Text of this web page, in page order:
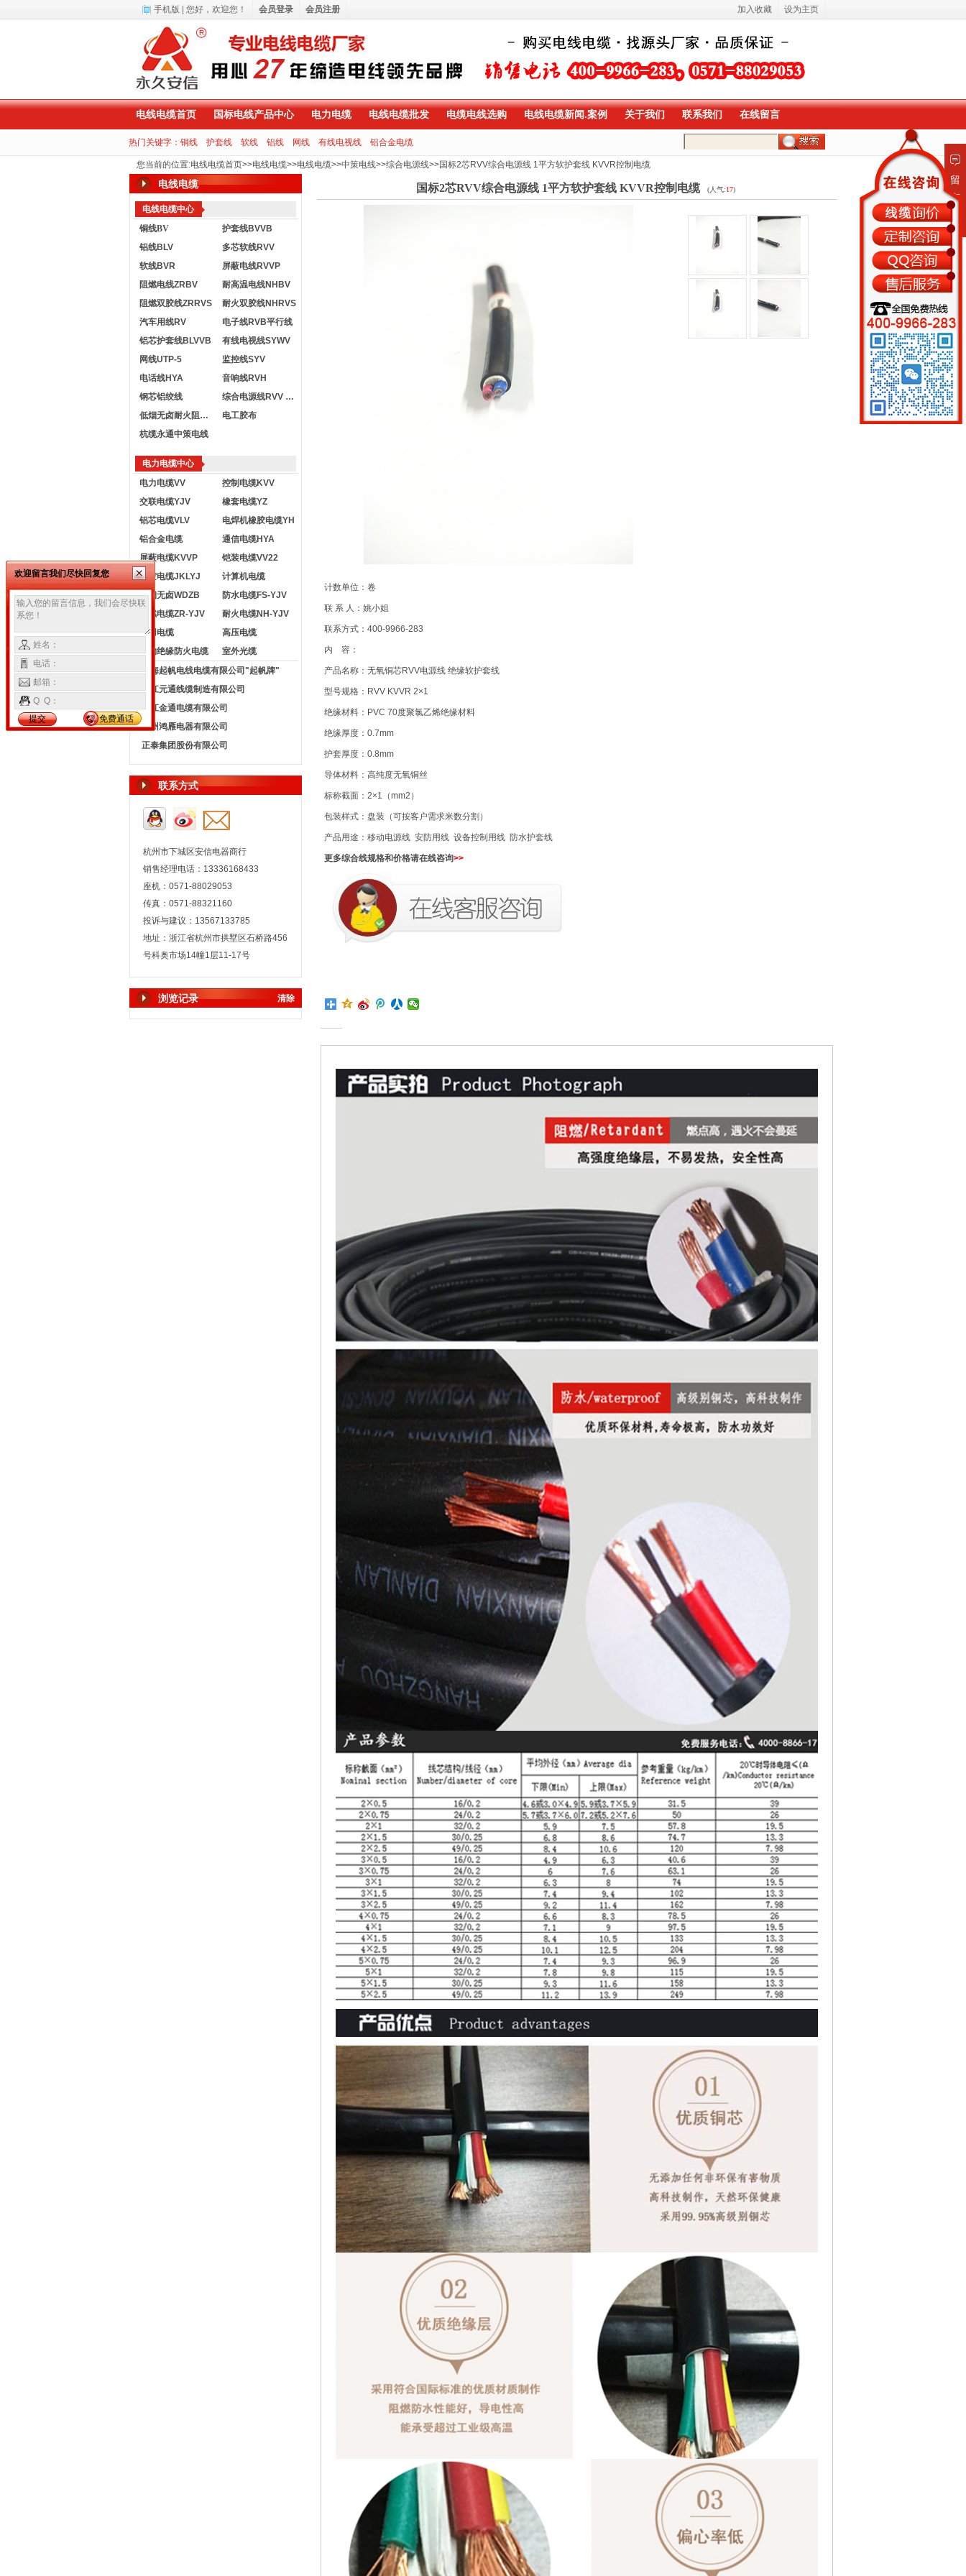
电线电缆首页 国标电线产品中心 电力电缆 电线电缆批发 电缆电线选购 电线电缆新闻.案例 关于我们 联系我们 在线留言
热门关键字： 铜线 护套线 软线 铝线 网线 有线电视线 铝合金电缆
您当前的位置:电线电缆首页>>电线电缆>>电线电缆>>中策电线>>综合电源线>>国标2芯RVV综合电源线 1平方软护套线 KVVR控制电缆
电线电缆
电线电缆中心
铜线BV
护套线BVVB
铝线BLV
多芯软线RVV
软线BVR
屏蔽电线RVVP
阻燃电线ZRBV
耐高温电线NHBV
阻燃双胶线ZRRVS
耐火双胶线NHRVS
汽车用线RV
电子线RVB平行线
铝芯护套线BLVVB
有线电视线SYWV
网线UTP-5
监控线SYV
电话线HYA
音响线RVH
钢芯铝绞线
综合电源线RVV KVVR
低烟无卤耐火阻燃电线
电工胶布
杭缆永通中策电线
电力电缆中心
电力电缆VV
控制电缆KVV
交联电缆YJV
橡套电缆YZ
铝芯电缆VLV
电焊机橡胶电缆YH
铝合金电缆
通信电缆HYA
屏蔽电缆KVVP
铠装电缆VV22
架空电缆JKLYJ
计算机电缆
低烟无卤WDZB
防水电缆FS-YJV
阻燃电缆ZR-YJV
耐火电缆NH-YJV
船用电缆
高压电缆
矿物绝缘防火电缆
室外光缆
上海起帆电线电缆有限公司"起帆牌"
浙江元通线缆制造有限公司
浙江金通电缆有限公司
杭州鸿雁电器有限公司
正泰集团股份有限公司
联系方式
杭州市下城区安信电器商行
销售经理电话：13336168433
座机：0571-88029053
传真：0571-88321160
投诉与建议：13567133785
地址：浙江省杭州市拱墅区石桥路456
号科奥市场14幢1层11-17号
浏览记录 清除
国标2芯RVV综合电源线 1平方软护套线 KVVR控制电缆 (人气:17)
计数单位：卷
联 系 人：姚小姐
联系方式：400-9966-283
内 容：
产品名称：无氧铜芯RVV电源线 绝缘软护套线
型号规格：RVV KVVR 2×1
绝缘材料：PVC 70度聚氯乙烯绝缘材料
绝缘厚度：0.7mm
护套厚度：0.8mm
导体材料：高纯度无氧铜丝
标称截面：2×1（mm2）
包装样式：盘装（可按客户需求米数分割）
产品用途：移动电源线 安防用线 设备控制用线 防水护套线
更多综合线规格和价格请在线咨询>>
手机版 | 您好， 欢迎您！ 会员登录 会员注册 加入收藏 设为主页
留
言
欢迎留言我们尽快回复您
姓名：
电话：
邮箱：
Q Q：
提交
免费通话